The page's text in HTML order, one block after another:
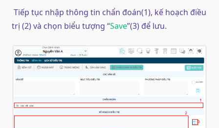
Tiếp tục nhập thông tin chẩn đoán(1), kế hoạch điều
trị (2) và chọn biểu tượng “Save”(3) để lưu.